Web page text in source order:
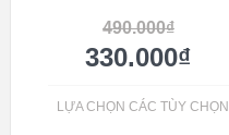
490.000₫
330.000₫
LỰA CHỌN CÁC TÙY CHỌN